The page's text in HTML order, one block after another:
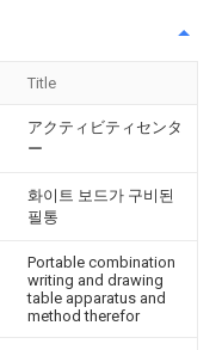
Title
アクティビティセンタ
ー
화이트 보드가 구비된
필통
Portable combination
writing and drawing
table apparatus and
method therefor